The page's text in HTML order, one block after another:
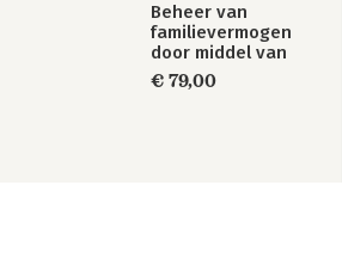
Beheer van
familievermogen
door middel van
certificering
€ 79,00